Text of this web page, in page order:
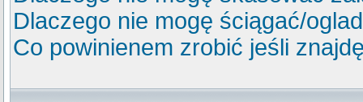
Dlaczego nie mogę ściągać/
Co powinienem zrobić jeśli